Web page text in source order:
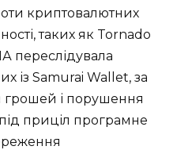
криптовалютних
таких як Tornado
переслідувала
із Samurai Wallet, за
грошей і порушення
приціл програмне